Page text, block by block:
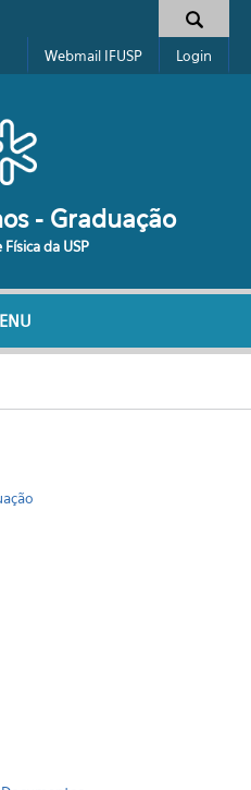
de busca
Webmail IFUSP Login
- Graduação
da USP